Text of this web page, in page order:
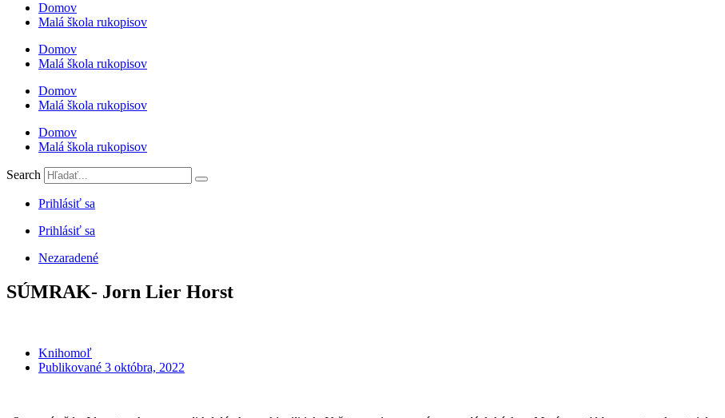
Domov
Malá škola rukopisov
Domov
Malá škola rukopisov
Domov
Malá škola rukopisov
Domov
Malá škola rukopisov
Search
Prihlásiť sa
Prihlásiť sa
Nezaradené
SÚMRAK- Jorn Lier Horst
Knihomoľ
Publikované 3 októbra, 2022